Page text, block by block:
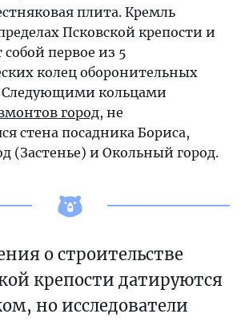
плита. Кремль
Псковской крепости и
собой первое из 5
колец оборонительных
Следующими кольцами
город, не
стена посадника Бориса,
(Застенье) и Окольный город.
о строительстве
крепости датируются
но исследователи